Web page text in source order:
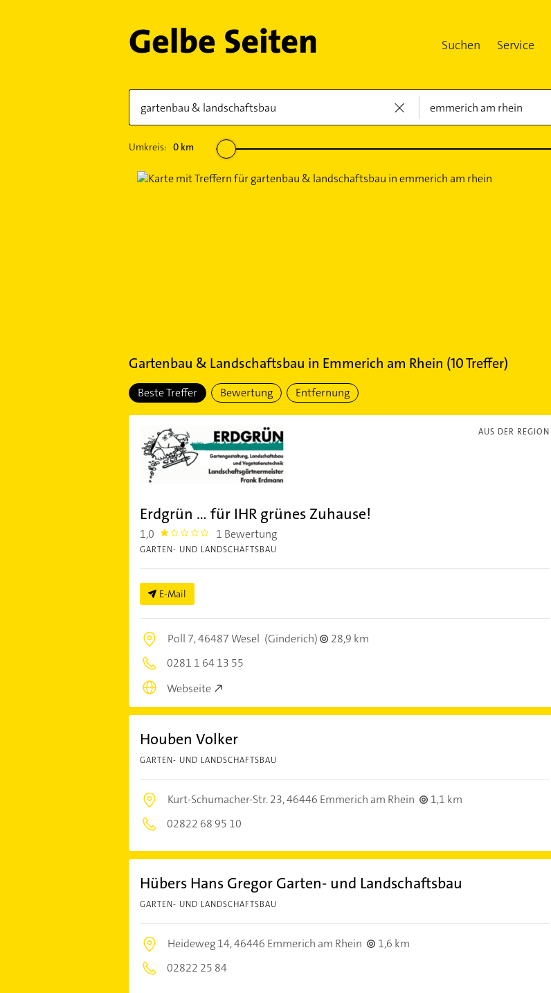
Suchen Service
Umkreis: 0km
Gartenbau & Landschaftsbau in Emmerich am Rhein (10Treffer)
Beste Treffer Bewertung Entfernung
AUS DER REGION
Erdgrün ... für IHR grünes Zuhause!
1,0 1.0 1 Bewertung
GARTEN- UND LANDSCHAFTSBAU
E-Mail
Poll 7,46487 Wesel (Ginderich)
28,9 km
0281 1 64 13 55
Webseite
Houben Volker
GARTEN- UND LANDSCHAFTSBAU
Kurt-Schumacher-Str. 23,46446 Emmerich am Rhein
1,1 km
02822 68 95 10
Hübers Hans Gregor Garten- und Landschaftsbau
GARTEN- UND LANDSCHAFTSBAU
Heideweg 14,46446 Emmerich am Rhein
1,6 km
02822 25 84